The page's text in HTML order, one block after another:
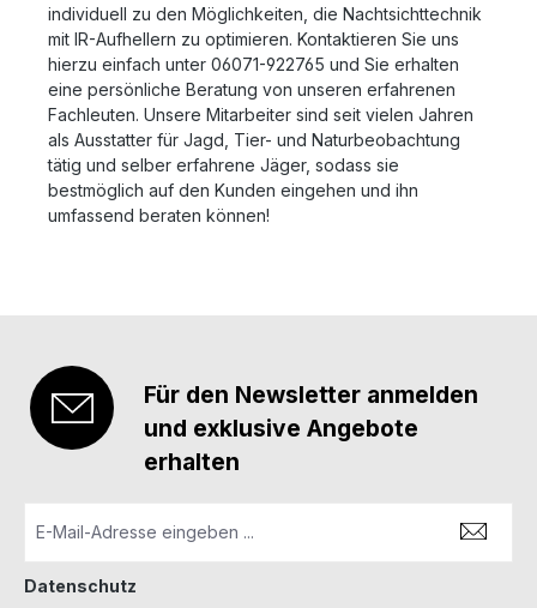
individuell zu den Möglichkeiten, die Nachtsichttechnik
mit IR-Aufhellern zu optimieren. Kontaktieren Sie uns
hierzu einfach unter 06071-922765 und Sie erhalten
eine persönliche Beratung von unseren erfahrenen
Fachleuten. Unsere Mitarbeiter sind seit vielen Jahren
als Ausstatter für Jagd, Tier- und Naturbeobachtung
tätig und selber erfahrene Jäger, sodass sie
bestmöglich auf den Kunden eingehen und ihn
umfassend beraten können!
Für den Newsletter anmelden
und exklusive Angebote
erhalten
Datenschutz